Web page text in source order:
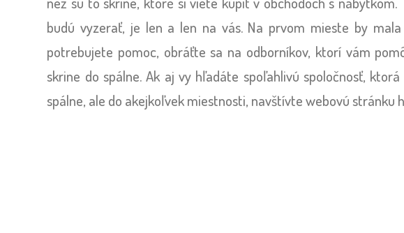
budú vyzerať, je len a len na vás. Na prvom mieste by
potrebujete pomoc, obráťte sa na odborníkov, ktorí vám
skrine do spálne. Ak aj vy hľadáte spoľahlivú spoločnosť,
spálne, ale do akejkoľvek miestnosti, navštívte webovú stránku